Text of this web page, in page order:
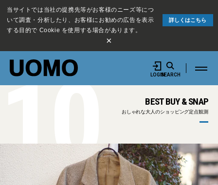
当サイトでは当社の提携先等がお客様のニーズ等につ
いて調査・分析したり、お客様にお勧めの広告を表示
する目的で Cookie を使用する場合があります。
詳しくはこちら
×
LOGINSEARCH
BEST BUY & SNAP
おしゃれな大人のショッピング定点観測
10